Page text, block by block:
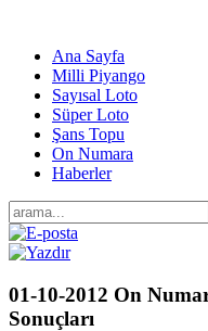
Ana Sayfa
Milli Piyango
Sayısal Loto
Süper Loto
Şans Topu
On Numara
Haberler
01-10-2012 On
Sonuçları